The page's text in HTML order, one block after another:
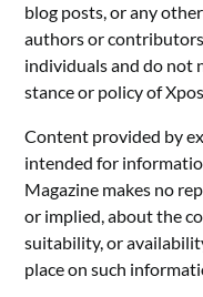
blog posts, or any
authors or
individuals and do not
stance or policy of
Content provided by
intended for
Magazine makes no
or implied, about the
suitability, or
place on such